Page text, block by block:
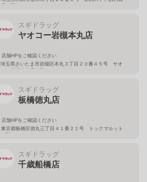
店２階
スギドラッグ
ヤオコー岩槻本丸店
店舗HPをご確認ください
埼玉県さいたま市岩槻区本丸３丁目２０番４５号 ヤオ
コー岩槻本丸店２階
スギドラッグ
板橋徳丸店
店舗HPをご確認ください
東京都板橋区徳丸三丁目４１番２１号 トックマルット
１階
スギドラッグ
千歳船橋店